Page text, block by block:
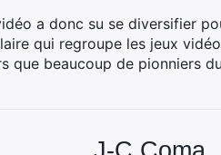
a donc su se diversifier
qui regroupe les jeux
que beaucoup de pionniers